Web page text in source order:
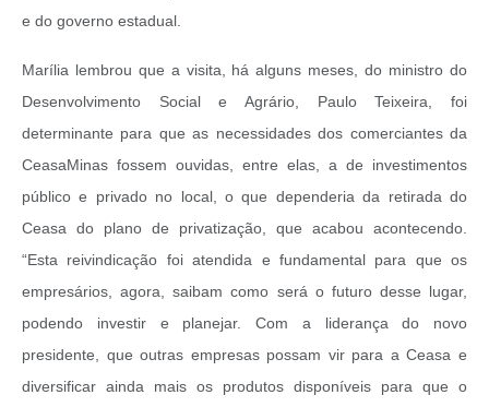
e do governo estadual.
Marília lembrou que a visita, há alguns meses, do ministro do
Desenvolvimento Social e Agrário, Paulo Teixeira, foi
determinante para que as necessidades dos comerciantes da
CeasaMinas fossem ouvidas, entre elas, a de investimentos
público e privado no local, o que dependeria da retirada do
Ceasa do plano de privatização, que acabou acontecendo.
“Esta reivindicação foi atendida e fundamental para que os
empresários, agora, saibam como será o futuro desse lugar,
podendo investir e planejar. Com a liderança do novo
presidente, que outras empresas possam vir para a Ceasa e
diversificar ainda mais os produtos disponíveis para que o